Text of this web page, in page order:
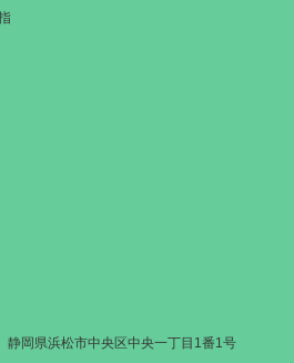
岡県浜松市中央区中央一丁目1番1号